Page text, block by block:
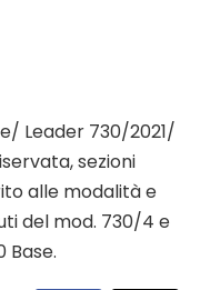
Leader 730/2021/
sezioni
alle modalità e
del mod. 730/4 e
Base.